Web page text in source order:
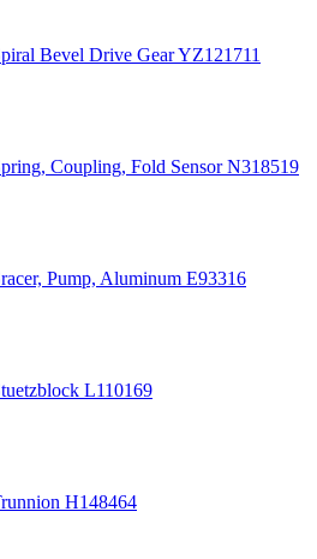
Bevel Drive Gear YZ121711
Coupling, Fold Sensor N318519
Pump, Aluminum E93316
L110169
H148464